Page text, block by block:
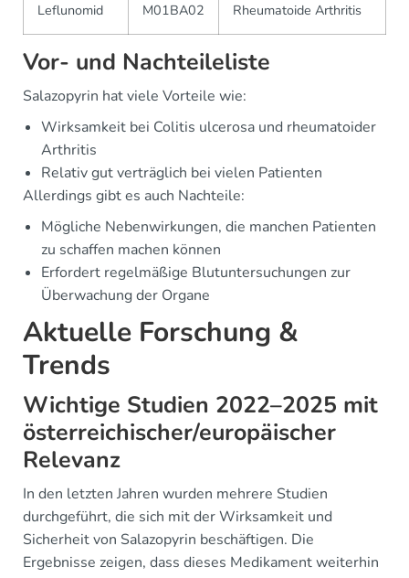
Leflunomid M01BA02 Rheumatoide Arthritis
Vor- und Nachteileliste
Salazopyrin hat viele Vorteile wie:
Wirksamkeit bei Colitis ulcerosa und rheumatoider
Arthritis
Relativ gut verträglich bei vielen Patienten
Allerdings gibt es auch Nachteile:
Mögliche Nebenwirkungen, die manchen Patienten
zu schaffen machen können
Erfordert regelmäßige Blutuntersuchungen zur
Überwachung der Organe
Aktuelle Forschung &
Trends
Wichtige Studien 2022–2025 mit
österreichischer/europäischer
Relevanz
In den letzten Jahren wurden mehrere Studien
durchgeführt, die sich mit der Wirksamkeit und
Sicherheit von Salazopyrin beschäftigen. Die
Ergebnisse zeigen, dass dieses Medikament weiterhin